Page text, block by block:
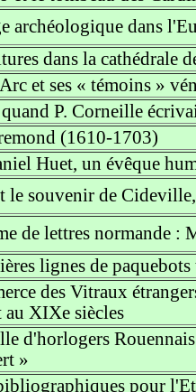
archéologique dans
dans la cathédrale
et ses « témoins »
P. Corneille
(1610-1703)
Huet, un évêque
le souvenir de
de lettres normande :
lignes de
des Vitraux
XIXe siècles
d'horlogers
»
pour